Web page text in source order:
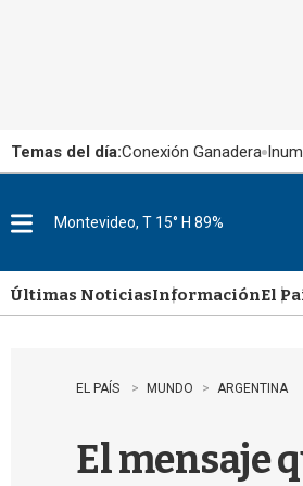
Temas del día:Conexión Ganadera
u
Montevideo, T 15° H 89%
Últimas NoticiasInformaciónEl
EL PAÍS MUNDO ARGENTINA
El mensaje